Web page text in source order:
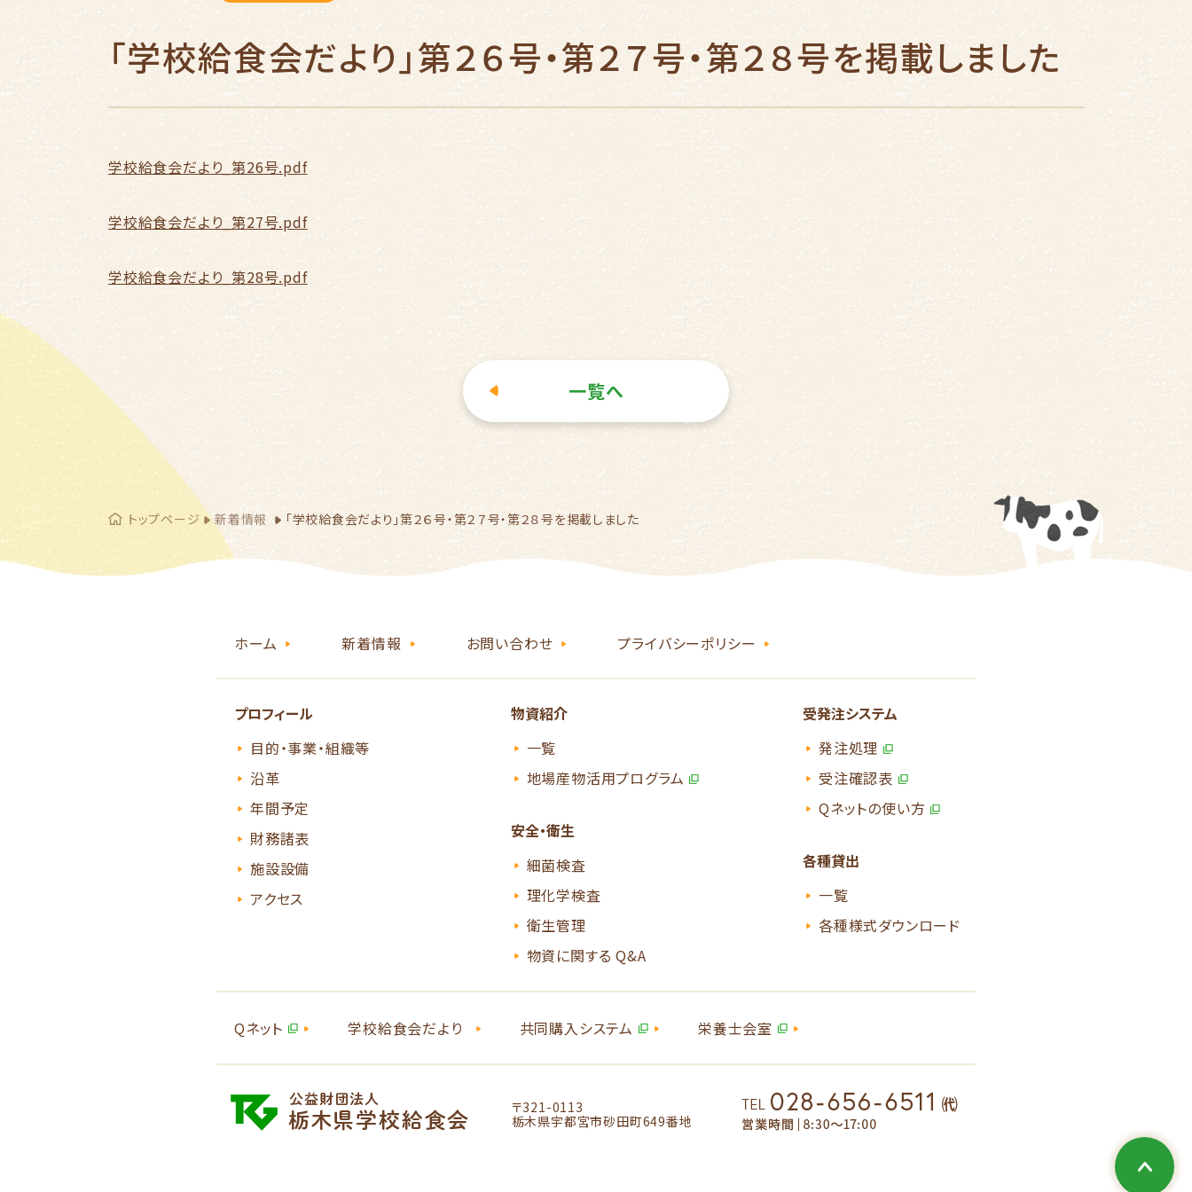
「学校給食会だより」第２６号・第２７号・第２８号を掲載しました
学校給食会だより_第26号.pdf
学校給食会だより_第27号.pdf
学校給食会だより_第28号.pdf
一覧へ
トップページ 新着情報 「学校給食会だより」第２６号・第２７号・第２８号を掲載しました
ホーム 新着情報 お問い合わせ プライバシーポリシー
プロフィール
目的・事業・組織等
沿革
年間予定
財務諸表
施設設備
アクセス
物資紹介
一覧
地場産物活用プログラム
安全・衛生
細菌検査
理化学検査
衛生管理
物資に関する Q&A
受発注システム
発注処理
受注確認表
Qネットの使い方
各種貸出
一覧
各種様式ダウンロード
Qネット 学校給食会だより 共同購入システム 栄養士会室
〒321-0113
栃木県宇都宮市砂田町649番地